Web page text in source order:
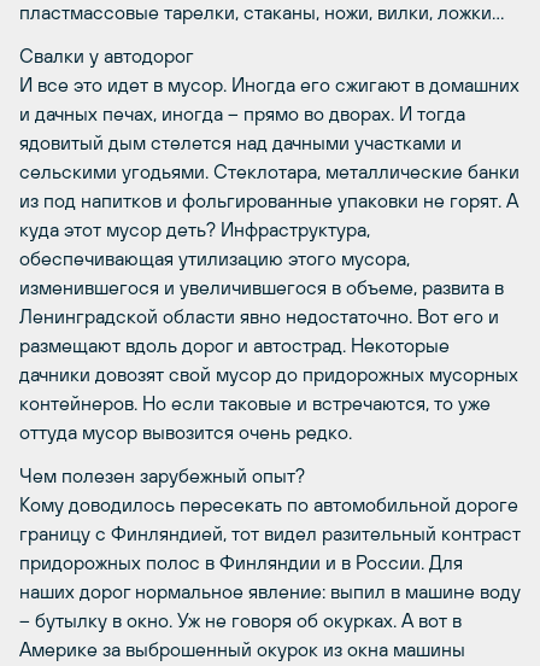
пластмассовые тарелки, стаканы, ножи, вилки, ложки…
Свалки у автодорог
И все это идет в мусор. Иногда его сжигают в домашних
и дачных печах, иногда – прямо во дворах. И тогда
ядовитый дым стелется над дачными участками и
сельскими угодьями. Стеклотара, металлические банки
из под напитков и фольгированные упаковки не горят. А
куда этот мусор деть? Инфраструктура,
обеспечивающая утилизацию этого мусора,
изменившегося и увеличившегося в объеме, развита в
Ленинградской области явно недостаточно. Вот его и
размещают вдоль дорог и автострад. Некоторые
дачники довозят свой мусор до придорожных мусорных
контейнеров. Но если таковые и встречаются, то уже
оттуда мусор вывозится очень редко.
Чем полезен зарубежный опыт?
Кому доводилось пересекать по автомобильной дороге
границу с Финляндией, тот видел разительный контраст
придорожных полос в Финляндии и в России. Для
наших дорог нормальное явление: выпил в машине воду
– бутылку в окно. Уж не говоря об окурках. А вот в
Америке за выброшенный окурок из окна машины